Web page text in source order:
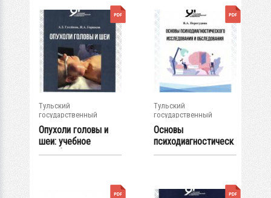
Тульский
государственный
университет
Опухоли головы и
шеи: учебное
пособие
Тульский
государственный
университет
Основы
психодиагностическ
ого исследования и...